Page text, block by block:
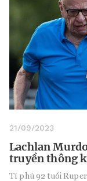
21/09/2023
Lachlan
truyền thông
Tỉ phú 92 tuổi